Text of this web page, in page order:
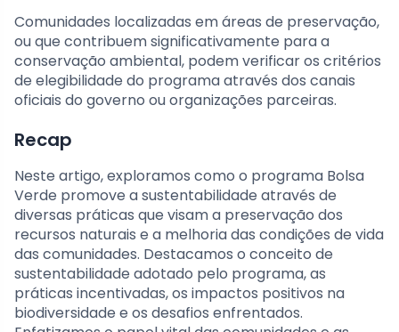
Comunidades localizadas em áreas de preservação,
ou que contribuem significativamente para a
conservação ambiental, podem verificar os critérios
de elegibilidade do programa através dos canais
oficiais do governo ou organizações parceiras.
Recap
Neste artigo, exploramos como o programa Bolsa
Verde promove a sustentabilidade através de
diversas práticas que visam a preservação dos
recursos naturais e a melhoria das condições de vida
das comunidades. Destacamos o conceito de
sustentabilidade adotado pelo programa, as
práticas incentivadas, os impactos positivos na
biodiversidade e os desafios enfrentados.